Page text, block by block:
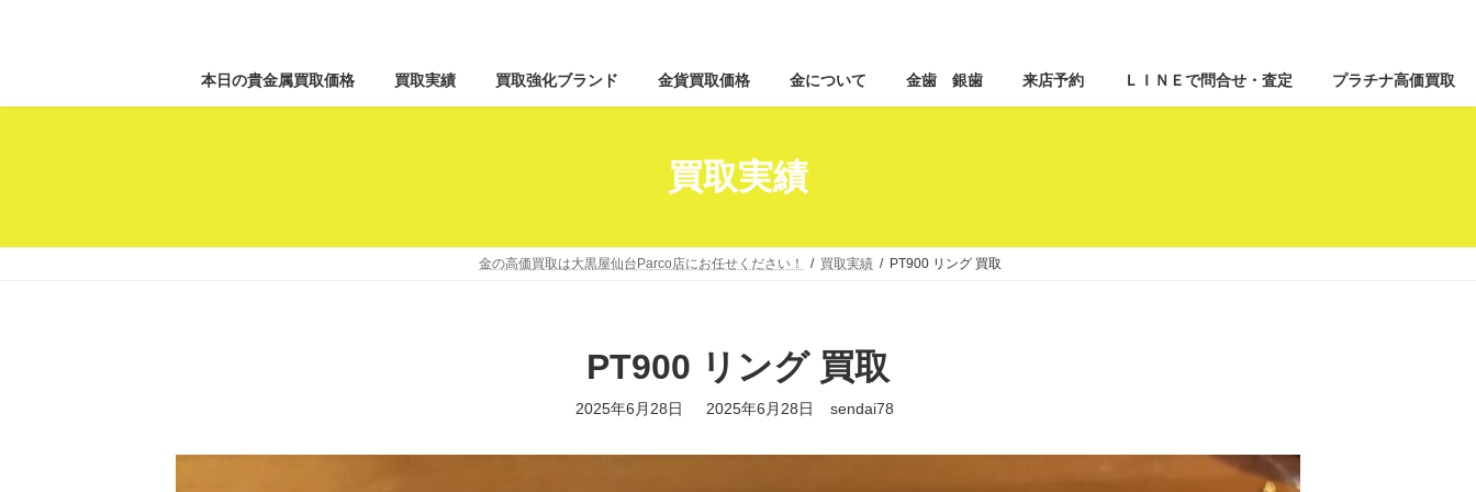
ン
テ
ツ
へ
ッ
プ
ビ
ゲ
シ
ョ
移
動
本日の貴金属買取価格 買取実績 買取強化ブランド 金貨買取価格 金について 金歯 銀歯 来店予約 ＬＩＮＥで問合せ・査定 プラチナ高価買取
買取実績
金の高価買取は大黒屋仙台Parco店にお任せください！ 買取実績 PT900 リング 買取
PT900 リング 買取
2025年6月28日
最
2025年6月28日 sendai78